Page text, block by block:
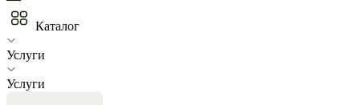
Каталог
Услуги
Услуги